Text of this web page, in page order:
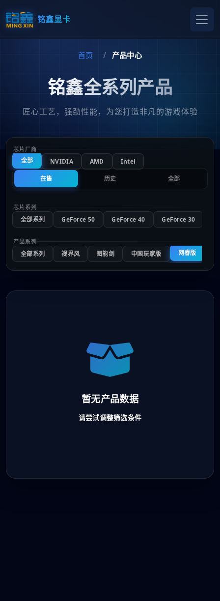
铭鑫显卡
首页 产品中心
铭鑫全系列产品
匠心工艺，强劲性能，为您打造非凡的游戏体验
芯片厂商
全部 NVIDIA AMD Intel
在售 历史 全部
芯片系列
全部系列 GeForce 50 GeForce 40 GeForce 30
产品系列
全部系列 视界风 图能剑 中国玩家版 网睿版
暂无产品数据
请尝试调整筛选条件